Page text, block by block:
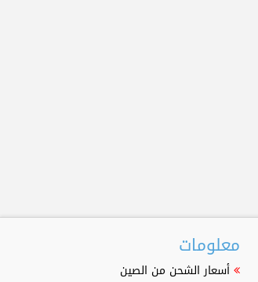
معلومات
أسعار الشحن من الصين